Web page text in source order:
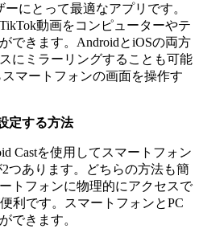
にとって最適なアプリです。
動画をコンピューターやテ
できます。AndroidとiOSの両方
にミラーリングすることも可能
マートフォンの画面を操作す
定する方法
Castを使用してスマートフォン
つあります。どちらの方法も簡
トフォンに物理的にアクセスで
利です。スマートフォンとPC
できます。